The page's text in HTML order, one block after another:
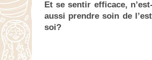
Et se sentir efficace,
aussi prendre soin de
soi?